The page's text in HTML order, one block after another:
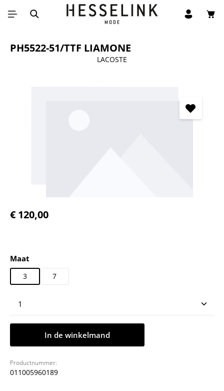
Ga naar de hoofdinhoud
PH5522-51/TTF LIAMONE
LACOSTE
Normale prijs:
€ 120,00
Selecteer
Maat
3 7
Producthoeveelheid: Voer de gewenste
In de winkelmand
Productnummer:
011005960189